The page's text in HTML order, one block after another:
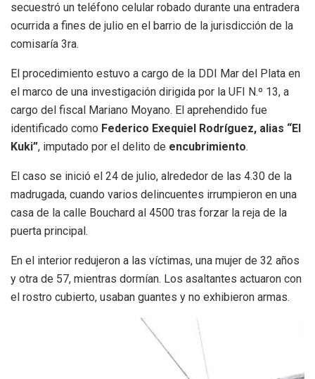
secuestró un teléfono celular robado durante una entradera
ocurrida a fines de julio en el barrio de la jurisdicción de la
comisaría 3ra.
El procedimiento estuvo a cargo de la DDI Mar del Plata en
el marco de una investigación dirigida por la UFI N.º 13, a
cargo del fiscal Mariano Moyano. El aprehendido fue
identificado como Federico Exequiel Rodríguez, alias “El
Kuki”, imputado por el delito de encubrimiento.
El caso se inició el 24 de julio, alrededor de las 4.30 de la
madrugada, cuando varios delincuentes irrumpieron en una
casa de la calle Bouchard al 4500 tras forzar la reja de la
puerta principal.
En el interior redujeron a las víctimas, una mujer de 32 años
y otra de 57, mientras dormían. Los asaltantes actuaron con
el rostro cubierto, usaban guantes y no exhibieron armas.